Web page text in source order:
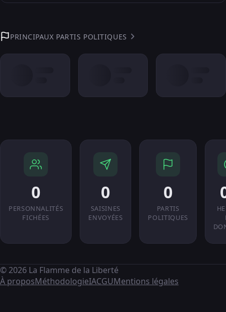
PRINCIPAUX PARTIS POLITIQUES
0
PERSONNALITÉS
FICHÉES
0
SAISINES
ENVOYÉES
0
PARTIS
POLITIQUES
© 2026 La Flamme de la Liberté
À proposMéthodologieIACGUMentions légales